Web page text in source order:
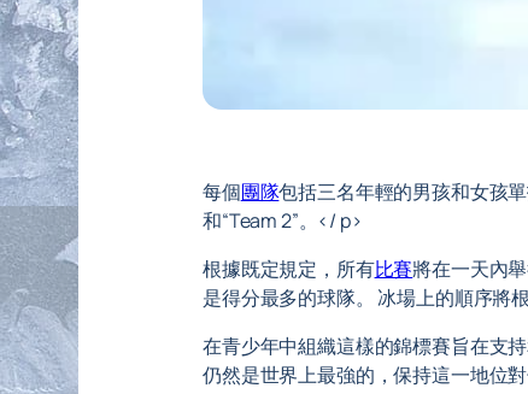
每個團隊包括三名年輕的男孩和女孩
和“Team 2”。</ p>
根據既定規定，所有比賽將在一天內
是得分最多的球隊。 冰場上的順序將
在青少年中組織這樣的錦標賽旨在支
仍然是世界上最強的，保持這一地位對